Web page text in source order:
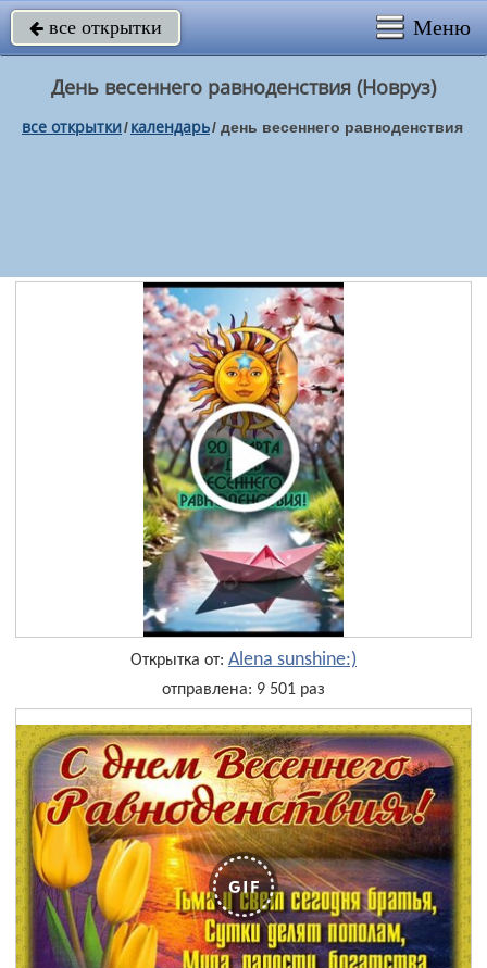
 все открытки Меню
День весеннего равноденствия (Новруз)
все открытки/календарь/ день весеннего равноденствия
Открытка от: Alena sunshine:)
отправлена: 9 501 раз